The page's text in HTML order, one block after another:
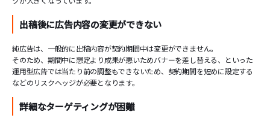
出稿後に広告内容の変更ができない
純広告は、一般的に出稿内容が契約期間中は変更ができません。
そのため、期間中に想定より成果が悪いためバナーを差し替える、といった
運用型広告では当たり前の調整もできないため、契約期間を短めに設定する
などのリスクヘッジが必要となります。
詳細なターゲティングが困難